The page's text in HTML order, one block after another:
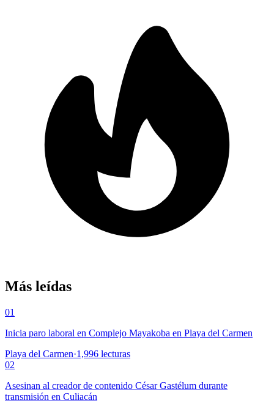
Más leídas
01
Inicia paro laboral en Complejo Mayakoba en Playa del Carmen
Playa del Carmen·1,996 lecturas
02
Asesinan al creador de contenido César Gastélum durante
transmisión en Culiacán